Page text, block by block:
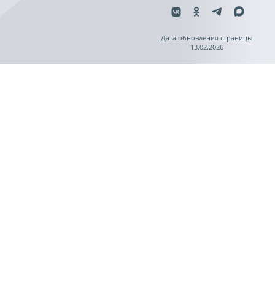
Дата обновления страницы
13.02.2026